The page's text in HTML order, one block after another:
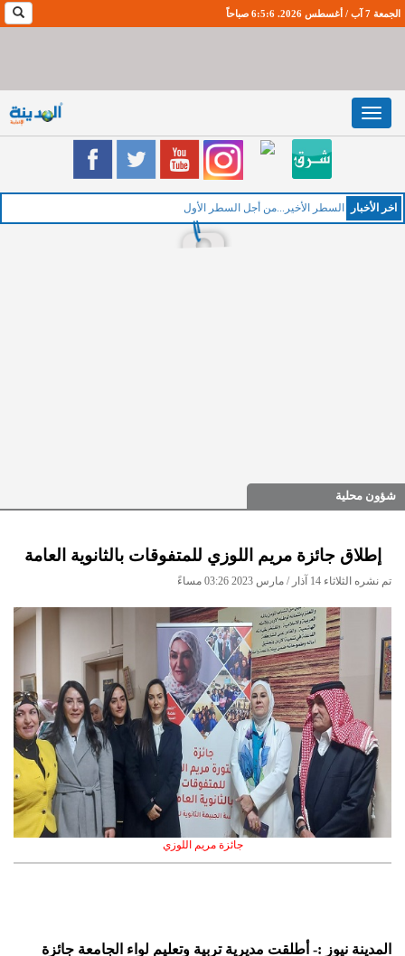
الجمعة 7 آب / أغسطس 2026. 6:5:7 صباحاً
Toggle
navigation
اخر اﻷخبار ال
شؤون محلية
إطلاق جائزة مريم اللوزي للمتفوقات بالثانوية العامة
تم نشره الثلاثاء 14 آذار / مارس 2023 03:26 مساءً
جائزة مريم اللوزي
المدينة نيوز :- أطلقت مديرية تربية وتعليم لواء الجامعة جائزة